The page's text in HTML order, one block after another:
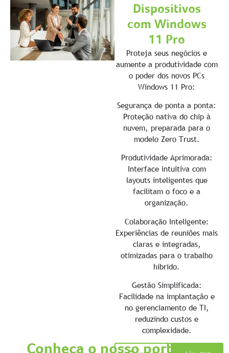
Dispositivos
com Windows
11 Pro
Proteja seus negócios e
aumente a produtividade com
o poder dos novos PCs
Windows 11 Pro:
Segurança de ponta a ponta:
Proteção nativa do chip à
nuvem, preparada para o
modelo Zero Trust.
Produtividade Aprimorada:
Interface intuitiva com
layouts inteligentes que
facilitam o foco e a
organização.
Colaboração Inteligente:
Experiências de reuniões mais
claras e integradas,
otimizadas para o trabalho
híbrido.
Gestão Simplificada:
Facilidade na implantação e
no gerenciamento de TI,
reduzindo custos e
complexidade.
Conheça o nosso portfólio